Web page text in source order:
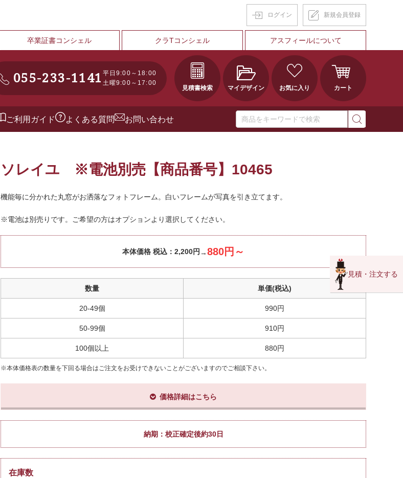
ログイン 新規会員登録
卒業証書コンシェル クラTコンシェル アスフィールについて
055-233-1141 平日9:00～18:00
土曜9:00～17:00
見積書検索 マイデザイン お気に入り カート
ご利用ガイド よくある質問 お問い合わせ
ソレイユ ※電池別売【商品番号】10465
機能毎に分かれた丸窓がお洒落なフォトフレーム。白いフレームが写真を引き立てます。
※電池は別売りです。ご希望の方はオプションより選択してください。
本体価格 税込： 2,200円 880円～
数量 単価(税込)
20-49個 990円
50-99個 910円
100個以上 880円
※本体価格表の数量を下回る場合はご注文をお受けできないことがございますのでご相談下さい。
価格詳細はこちら
納期： 校正確定後約30日
在庫数
見積・注文する